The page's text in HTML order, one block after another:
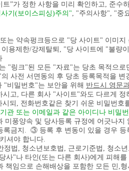
”가 정한 사항을 미리 확인하고, 준수
기(보이스피싱)주의", "주의사항", "중
는 약속펑크등으로 "당 사이트" 이미지
용제한/강제탈퇴, "당 사이트에 "불량
"링크"된 모든 "자료"는 당초 목적으로
전 서면동의 후 당초 등록목적을 변
"비밀번호"는 보안을 위해 반드시 영문
시고, 다른 회사 "사이트"와도 다르게 정
되, 전화번호같은 찾기 쉬운 비밀번호
관 또는 이메일과 같은 아이디나 비밀
풍양속 및 당사등록 규정에 어긋나지
금지. ③ 등록 후 변동이 있을 경우 등
셔야 합니다.
법, 청소년보호법, 근로기준법, 청소년
사"나 타인(또는 다른 회사)에게 피해를
임으로 손해배상을 포함한 모든 민,형